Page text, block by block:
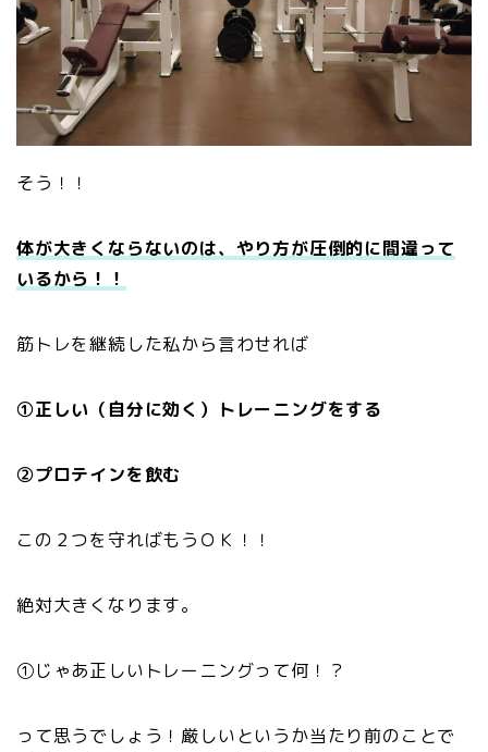
そう！！
体が大きくならないのは、やり方が圧倒的に間違って
いるから！！
筋トレを継続した私から言わせれば
①正しい（自分に効く）トレーニングをする
②プロテインを飲む
この２つを守ればもうＯＫ！！
絶対大きくなります。
①じゃあ正しいトレーニングって何！？
って思うでしょう！厳しいというか当たり前のことで